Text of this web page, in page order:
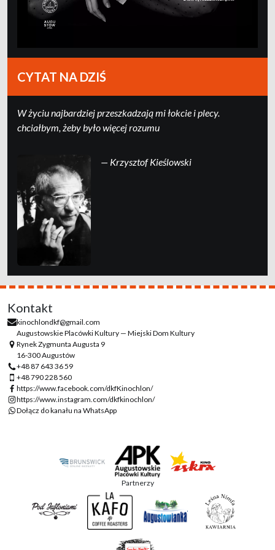
CYTAT NA DZIŚ
W życiu najbardziej przeszkadzają mi łokcie i plecy.
chciałbym, żeby było więcej rozumu
— Krzysztof Kieślowski
Kontakt
kinochlondkf@gmail.com
Augustowskie Placówki Kultury — Miejski Dom Kultury
Rynek Zygmunta Augusta 9
16-300 Augustów
+48 87 643 36 59
+48 790 228 560
https://www.facebook.com/dkfKinochlon/
https://www.instagram.com/dkfkinochlon/
Dołącz do kanału na WhatsApp
Partnerzy